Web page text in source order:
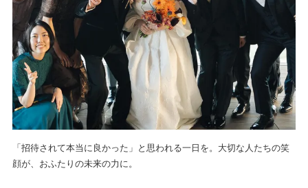
「招待されて本当に良かった」と思われる一日を。大切な人たちの笑
顔が、おふたりの未来の力に。